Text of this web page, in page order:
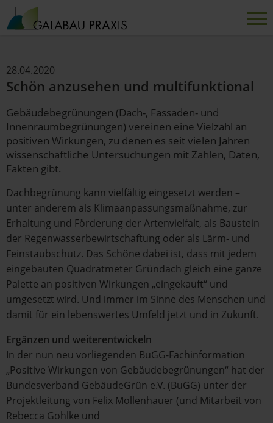
28.04.2020
Schön anzusehen und multifunktional
Gebäudebegrünungen (Dach-, Fassaden- und
Innenraumbegrünungen) vereinen eine Vielzahl an
positiven Wirkungen, zu denen es seit vielen Jahren
wissenschaftliche Untersuchungen mit Zahlen, Daten,
Fakten gibt.
Dachbegrünung kann vielfältig eingesetzt werden –
unter anderem als Klimaanpassungsmaßnahme, zur
Erhaltung und Förderung der Artenvielfalt, als Baustein
der Regenwasserbewirtschaftung oder als Lärm- und
Feinstaubschutz. Das Schöne dabei ist, dass mit jedem
eingebauten Quadratmeter Gründach gleich eine ganze
Palette an positiven Wirkungen „eingekauft“ und
umgesetzt wird. Und immer im Sinne des Menschen und
damit für ein lebenswertes Umfeld jetzt und in Zukunft.
Ergänzen und weiterentwickeln
In der nun neu vorliegenden BuGG-Fachinformation
„Positive Wirkungen von Gebäudebegrünungen“ hat der
Bundesverband GebäudeGrün e.V. (BuGG) unter der
Projektleitung von Felix Mollenhauer (und Mitarbeit von
Rebecca Gohlke und